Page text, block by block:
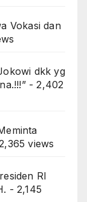
Vokasi dan
dkk yg
- 2,402
views
RI
- 2,145